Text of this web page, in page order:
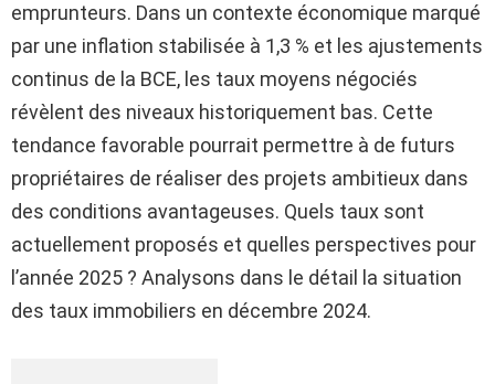
emprunteurs. Dans un contexte économique marqué
par une inflation stabilisée à 1,3 % et les ajustements
continus de la BCE, les taux moyens négociés
révèlent des niveaux historiquement bas. Cette
tendance favorable pourrait permettre à de futurs
propriétaires de réaliser des projets ambitieux dans
des conditions avantageuses. Quels taux sont
actuellement proposés et quelles perspectives pour
l’année 2025 ? Analysons dans le détail la situation
des taux immobiliers en décembre 2024.